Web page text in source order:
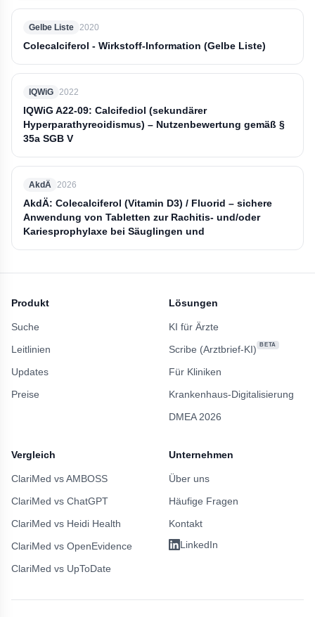
Gelbe Liste 2020
Colecalciferol - Wirkstoff-Information (Gelbe Liste)
IQWiG 2022
IQWiG A22-09: Calcifediol (sekundärer
Hyperparathyreoidismus) – Nutzenbewertung gemäß §
35a SGB V
AkdÄ 2026
AkdÄ: Colecalciferol (Vitamin D3) / Fluorid – sichere
Anwendung von Tabletten zur Rachitis- und/oder
Kariesprophylaxe bei Säuglingen und
Produkt
Suche
Leitlinien
Updates
Preise
Lösungen
KI für Ärzte
Scribe (Arztbrief-KI)
BETA
Für Kliniken
Krankenhaus-Digitalisierung
DMEA 2026
Vergleich
ClariMed vs AMBOSS
ClariMed vs ChatGPT
ClariMed vs Heidi Health
ClariMed vs OpenEvidence
ClariMed vs UpToDate
Unternehmen
Über uns
Häufige Fragen
Kontakt
LinkedIn